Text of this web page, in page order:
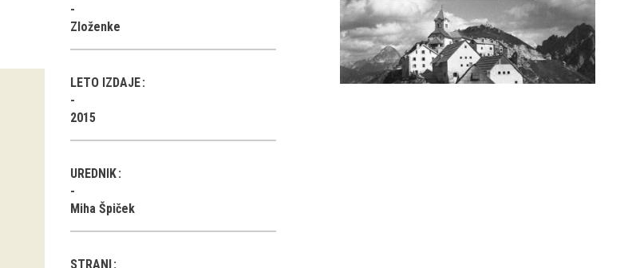
Zloženke
LETO IZDAJE
2015
UREDNIK
Miha Špiček
STRANI